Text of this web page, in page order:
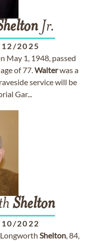
Jr.
2025
May 1, 1948, passed
of 77.Walterwas a
service will be
Gar...
Shelton
2022
Shelton, 84,